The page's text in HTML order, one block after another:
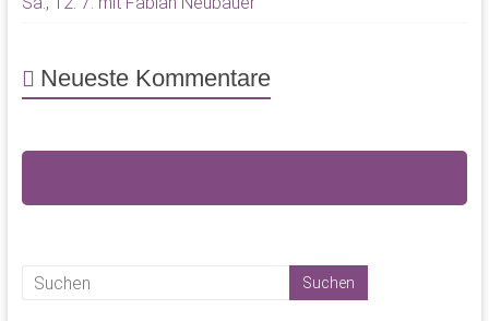
Neueste Kommentare